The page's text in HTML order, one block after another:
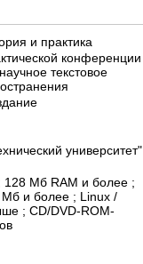
и практика
конференции
текстовое
университет"
128 Мб RAM и более ;
Мб и более ; Linux /
; CD/DVD-ROM-